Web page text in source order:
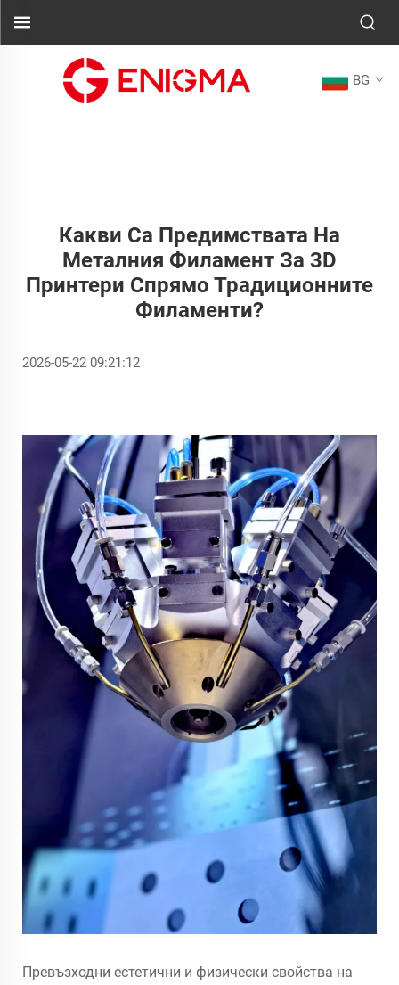
BG
Какви Са Предимствата На
Металния Филамент За 3D
Принтери Спрямо Традиционните
Филаменти?
2026-05-22 09:21:12
Превъзходни естетични и физически свойства на